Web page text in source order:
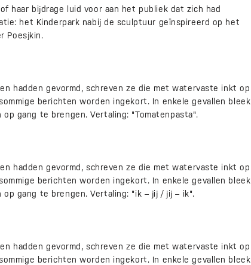
of haar bijdrage luid voor aan het publiek dat zich had
het Kinderpark nabij de sculptuur geïnspireerd op het
Poesjkin.
hadden gevormd, schreven ze die met watervaste inkt op
berichten worden ingekort. In enkele gevallen bleek
gang te brengen. Vertaling: "Tomatenpasta".
hadden gevormd, schreven ze die met watervaste inkt op
berichten worden ingekort. In enkele gevallen bleek
gang te brengen. Vertaling: "ik – jij / jij – ik".
hadden gevormd, schreven ze die met watervaste inkt op
berichten worden ingekort. In enkele gevallen bleek